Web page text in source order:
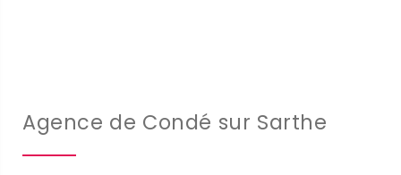
Agence de Condé sur Sarthe